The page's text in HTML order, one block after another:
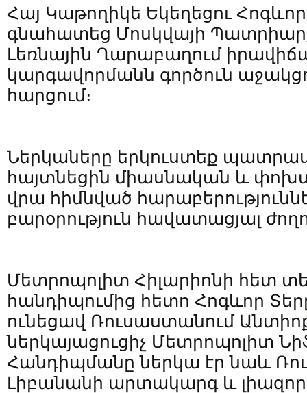
Հայ Կաթողիկե Եկեղեցու
գնահատեց Մոսկվայի
Լեռնային Ղարաբաղում
կարգավորմանն գործուն
հարցում։
Ներկաները երկուստեք
հայտնեցին միասնական և
վրա հիմնված
բարօրություն հավատացյալ
Մետրոպոլիտ Հիլարիոնի հետ
հանդիպումից հետո Հոգևոր
ունեցավ Ռուսաստանում
ներկայացուցիչ Մետրոպոլիտ
Հանդիպմանը ներկա էր նաև
Լիբանանի արտակարգ և